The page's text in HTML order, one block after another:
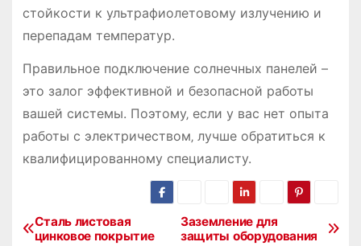
стойкости к ультрафиолетовому излучению и
перепадам температур.
Правильное подключение солнечных панелей –
это залог эффективной и безопасной работы
вашей системы. Поэтому‚ если у вас нет опыта
работы с электричеством‚ лучше обратиться к
квалифицированному специалисту.
Н
Заземление для
защиты оборудования
Сталь листовая
цинковое покрытие